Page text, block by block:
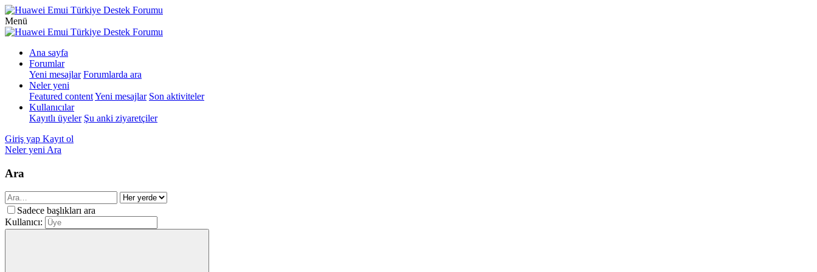
Menü
Ana sayfa
Forumlar
Yeni mesajlar Forumlarda ara
Neler yeni
Featured contentYeni mesajlar Son aktiviteler
Kullanıcılar
Kayıtlı üyeler Şu anki ziyaretçiler
Giriş yap Kayıt ol
Neler yeni Ara
Ara
Sadece başlıkları ara
Kullanıcı: